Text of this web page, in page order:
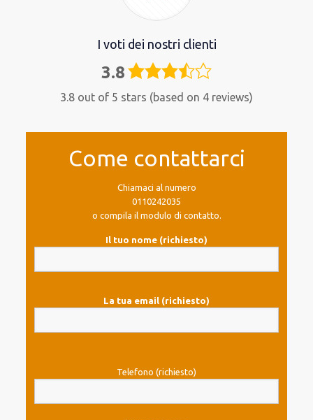
I voti dei nostri clienti
3.8 3,8
3.8 out of 5 stars (based on 4 reviews)
Come contattarci
Chiamaci al numero
0110242035
o compila il modulo di contatto.
Il tuo nome (richiesto)
La tua email (richiesto)
Telefono (richiesto)